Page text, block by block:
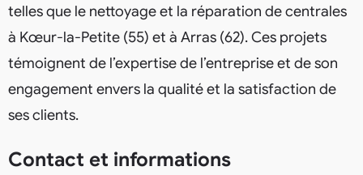
telles que le nettoyage et la réparation de centrales
à Kœur-la-Petite (55) et à Arras (62). Ces projets
témoignent de l’expertise de l’entreprise et de son
engagement envers la qualité et la satisfaction de
ses clients.
Contact et informations